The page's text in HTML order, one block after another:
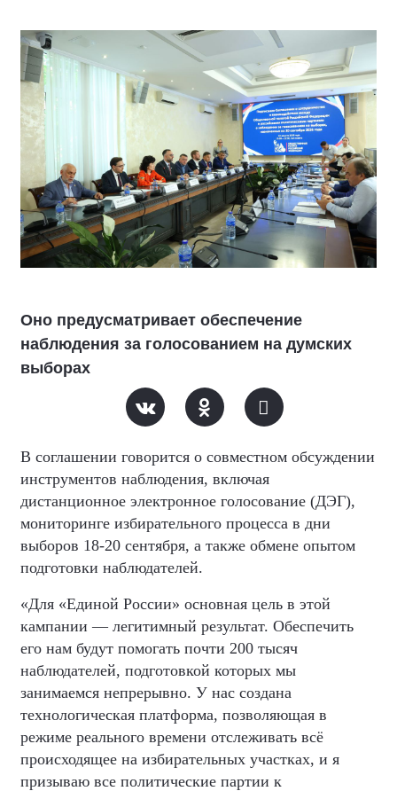
Оно предусматривает обеспечение
наблюдения за голосованием на думских
выборах
В соглашении говорится о совместном обсуждении
инструментов наблюдения, включая
дистанционное электронное голосование (ДЭГ),
мониторинге избирательного процесса в дни
выборов 18-20 сентября, а также обмене опытом
подготовки наблюдателей.
«Для «Единой России» основная цель в этой
кампании — легитимный результат. Обеспечить
его нам будут помогать почти 200 тысяч
наблюдателей, подготовкой которых мы
занимаемся непрерывно. У нас создана
технологическая платформа, позволяющая в
режиме реального времени отслеживать всё
происходящее на избирательных участках, и я
призываю все политические партии к